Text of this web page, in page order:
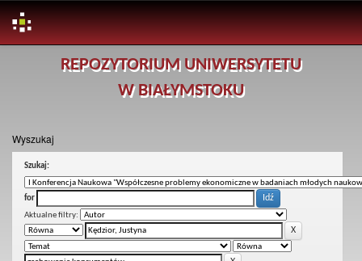
REPOZYTORIUM UNIWERSYTETU
W BIAŁYMSTOKU
Wyszukaj
Szukaj:
for
Aktualne filtry: